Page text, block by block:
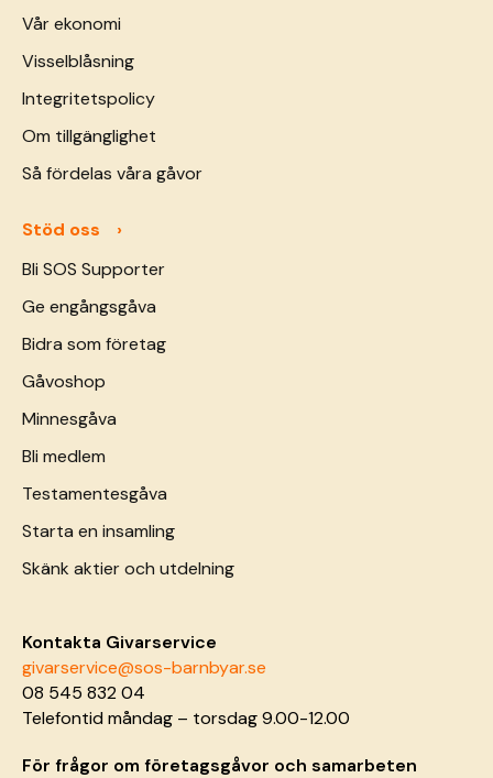
Vår ekonomi
Visselblåsning
Integritetspolicy
Om tillgänglighet
Så fördelas våra gåvor
Stöd oss
Bli SOS Supporter
Ge engångsgåva
Bidra som företag
Gåvoshop
Minnesgåva
Bli medlem
Testamentesgåva
Starta en insamling
Skänk aktier och utdelning
Kontakta Givarservice
givarservice@sos-barnbyar.se
08 545 832 04
Telefontid måndag – torsdag 9.00-12.00
För frågor om företagsgåvor och samarbeten